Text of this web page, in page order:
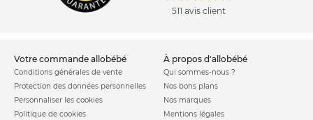
511 avis client
votre commande allobébé
Conditions générales de vente
Protection des données personnelles
Personnaliser les cookies
Politique de cookies
à propos d'allobébé
Qui sommes-nous ?
Nos bons plans
Nos marques
Mentions légales